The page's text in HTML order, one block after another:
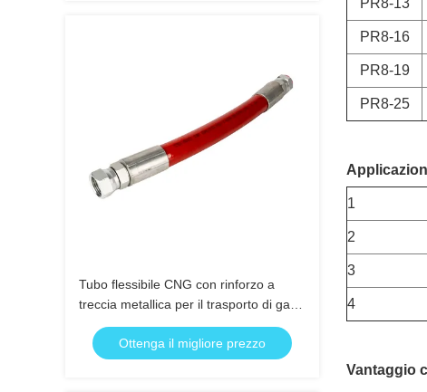
Tubo flessibile CNG con rinforzo a
treccia metallica per il trasporto di gas
naturale ad alta pressione
Ottenga il migliore prezzo
PR8-13
PR8-16
PR8-19
PR8-25
1
2
3
4
Vantaggio